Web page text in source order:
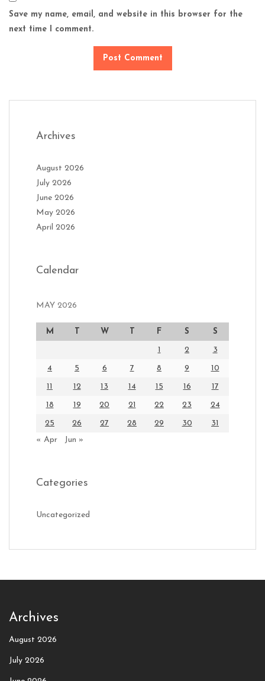
Save my name, email, and website in this browser for the
next time I comment.
Archives
August 2026
July 2026
June 2026
May 2026
April 2026
Calendar
MAY 2026
M T W T F S S
1 2 3
4 5 6 7 8 9 10
11 12 13 14 15 16 17
18 19 20 21 22 23 24
25 26 27 28 29 30
31
« Apr
Jun »
Categories
Uncategorized
Archives
August 2026
July 2026